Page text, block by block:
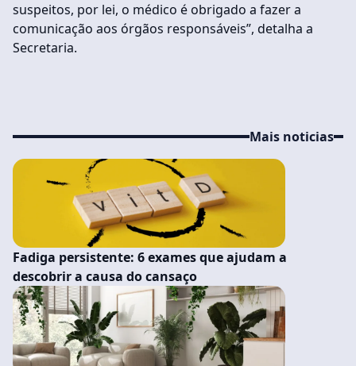
suspeitos, por lei, o médico é obrigado a fazer a
comunicação aos órgãos responsáveis”, detalha a
Secretaria.
Mais noticias
Fadiga persistente: 6 exames que ajudam a
descobrir a causa do cansaço